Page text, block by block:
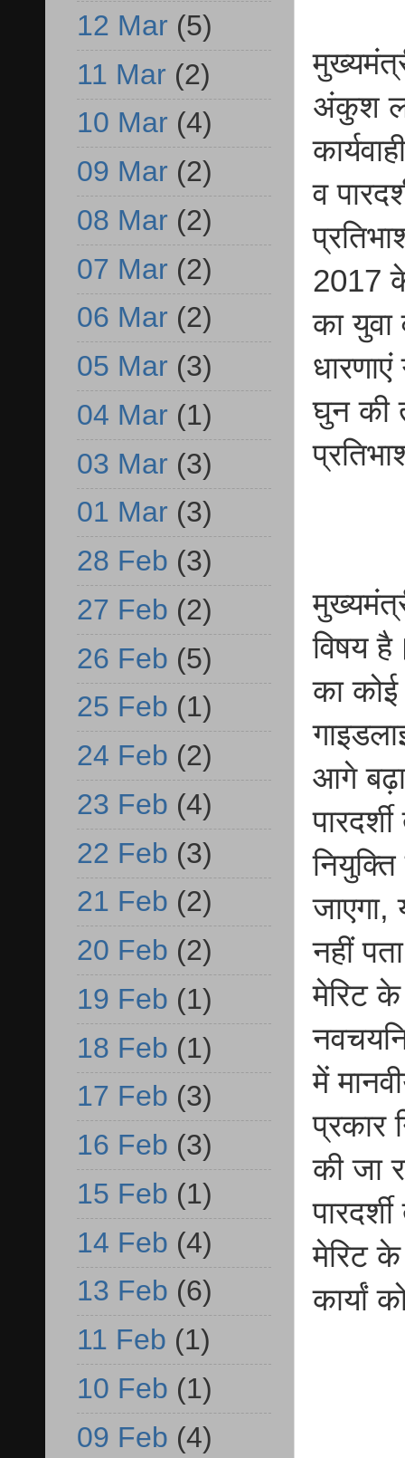
अंकुश
व
2017
का युवा
घुन की
विषय
का कोई
आगे
जाएगा,
नहीं
मेरिट
में
प्रकार
की जा
मेरिट के
कार्यां
12 Mar (5)
11 Mar (2)
10 Mar (4)
09 Mar (2)
08 Mar (2)
07 Mar (2)
06 Mar (2)
05 Mar (3)
04 Mar (1)
03 Mar (3)
01 Mar (3)
28 Feb (3)
27 Feb (2)
26 Feb (5)
25 Feb (1)
24 Feb (2)
23 Feb (4)
22 Feb (3)
21 Feb (2)
20 Feb (2)
19 Feb (1)
18 Feb (1)
17 Feb (3)
16 Feb (3)
15 Feb (1)
14 Feb (4)
13 Feb (6)
11 Feb (1)
10 Feb (1)
09 Feb (4)